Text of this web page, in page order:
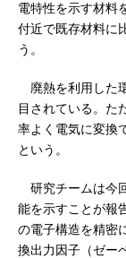
電特性を示す材料
付近で既存材料に
う。
廃熱を利用した
目されている。た
率よく電気に変換
という。
研究チームは今
能を示すことが報
の電子構造を精密
換出力因子（ゼー